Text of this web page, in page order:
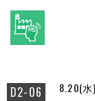
D2-06 8.20(水